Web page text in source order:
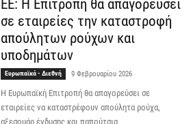
EE: Η Επιτροπή θα απαγορεύσει
σε εταιρείες την καταστροφή
απούλητων ρούχων και
υποδημάτων
Ευρωπαϊκά - Διεθνή 9 Φεβρουαρίου 2026
Η Ευρωπαϊκή Επιτροπή θα απαγορεύσει σε
εταιρείες να καταστρέφουν απούλητα ρούχα,
αξεσουάρ ένδυσης και παπούτσια